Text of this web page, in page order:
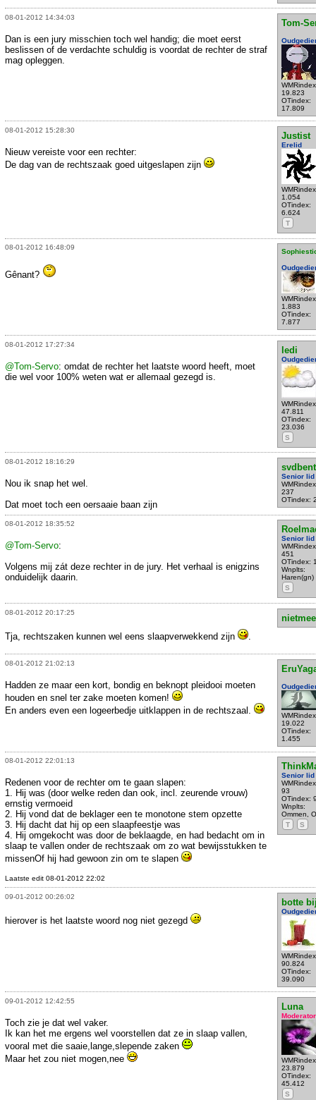
08-01-2012 14:34:03
Tom-
19.823
OTindex:
17.809
Dan is een jury misschien toch wel handig; die moet eerst
beslissen of de verdachte schuldig is voordat de rechter de straf
mag opleggen.
08-01-2012 15:28:30
Justist
Erelid
1.054
OTindex:
6.624
T
Nieuw vereiste voor een rechter:
De dag van de rechtszaak goed uitgeslapen zijn
08-01-2012 16:48:09
1.883
OTindex:
7.877
Gênant?
08-01-2012 17:27:34
ledi
47.811
OTindex:
23.036
S
@Tom-Servo: omdat de rechter het laatste woord heeft, moet
die wel voor 100% weten wat er allemaal gezegd is.
08-01-2012 18:16:29
svdbent
Senior lid
237
OTindex:
Nou ik snap het wel.
Dat moet toch een oersaaie baan zijn
08-01-2012 18:35:52
Senior lid
451
OTindex:
Wnplts:
Haren(gn)
S
@Tom-Servo:
Volgens mij zát deze rechter in de jury. Het verhaal is enigzins
onduidelijk daarin.
08-01-2012 20:17:25
Tja, rechtszaken kunnen wel eens slaapverwekkend zijn
08-01-2012 21:02:13
19.022
OTindex:
1.455
Hadden ze maar een kort, bondig en beknopt pleidooi moeten
houden en snel ter zake moeten komen!
En anders even een logeerbedje uitklappen in de rechtszaal.
08-01-2012 22:01:13
Senior lid
93
OTindex:
Wnplts:
Ommen,
T
S
Redenen voor de rechter om te gaan slapen:
1. Hij was (door welke reden dan ook, incl. zeurende vrouw)
ernstig vermoeid
2. Hij vond dat de beklager een te monotone stem opzette
3. Hij dacht dat hij op een slaapfeestje was
4. Hij omgekocht was door de beklaagde, en had bedacht om in
slaap te vallen onder de rechtszaak om zo wat bewijsstukken te
missenOf hij had gewoon zin om te slapen
Laatste edit 08-01-2012 22:02
09-01-2012 00:26:02
botte
90.824
OTindex:
39.090
hierover is het laatste woord nog niet gezegd
09-01-2012 12:42:55
Luna
Moderator
23.879
OTindex:
45.412
S
Toch zie je dat wel vaker.
Ik kan het me ergens wel voorstellen dat ze in slaap vallen,
vooral met die saaie,lange,slepende zaken
Maar het zou niet mogen,nee